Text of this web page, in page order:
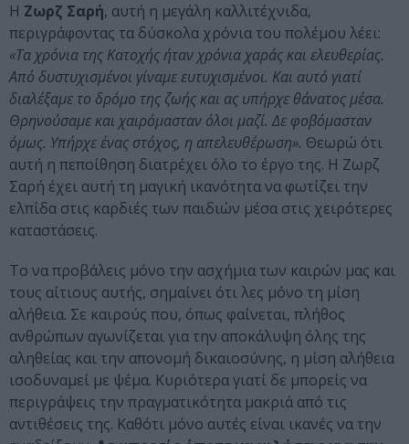
Η Ζωρζ Σαρή, αυτή η μεγάλη καλλιτέχνιδα,
περιγράφοντας τα δύσκολα χρόνια του πολέμου λέει:
«Τα χρόνια της Κατοχής ήταν χρόνια χαράς και ελευθερίας.
Από δυστυχισμένοι γίναμε ευτυχισμένοι. Και αυτό γιατί
διαλέξαμε το δρόμο της ζωής και ας υπήρχε θάνατος μέσα.
Θρηνούσαμε και χαιρόμασταν όλοι μαζί. Δε φοβόμασταν
όμως. Υπήρχε ένας στόχος, η απελευθέρωση». Θεωρώ ότι
αυτή η πεποίθηση διατρέχει όλο το έργο της. Η Ζωρζ
Σαρή έχει αυτή τη μαγική ικανότητα να φωτίζει την
ελπίδα στις καρδιές των παιδιών μέσα στις χειρότερες
καταστάσεις.
Το να προβάλεις μόνο την ασχήμια των καιρών μας και
τους αίτιους αυτής, σημαίνει ότι λες μόνο τη μίση
αλήθεια. Σε καιρούς που, όπως φαίνεται, πλήθος
ανθρώπων αγωνίζεται για την αποκάλυψη όλης της
αληθείας και την απονομή δικαιοσύνης, η μίση αλήθεια
ισοδυναμεί με ψέμα. Κυριότερα γιατί δε μπορείς να
περιγράψεις την πραγματικότητα μακριά από τις
αντιθέσεις της. Καθότι μόνο αυτές είναι ικανές να την